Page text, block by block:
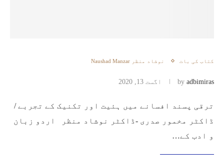
کتاب کی بات نوشاد منظر Naushad Manzar
by adbimiras اگست 13, 2020
ترقی پسند افسانے میں ہئیت اور تکنیک کے تجربے /
ڈاکٹر مخمور صدری -ڈاکٹر نوشاد منظر اردو زبان
و ادب کے…